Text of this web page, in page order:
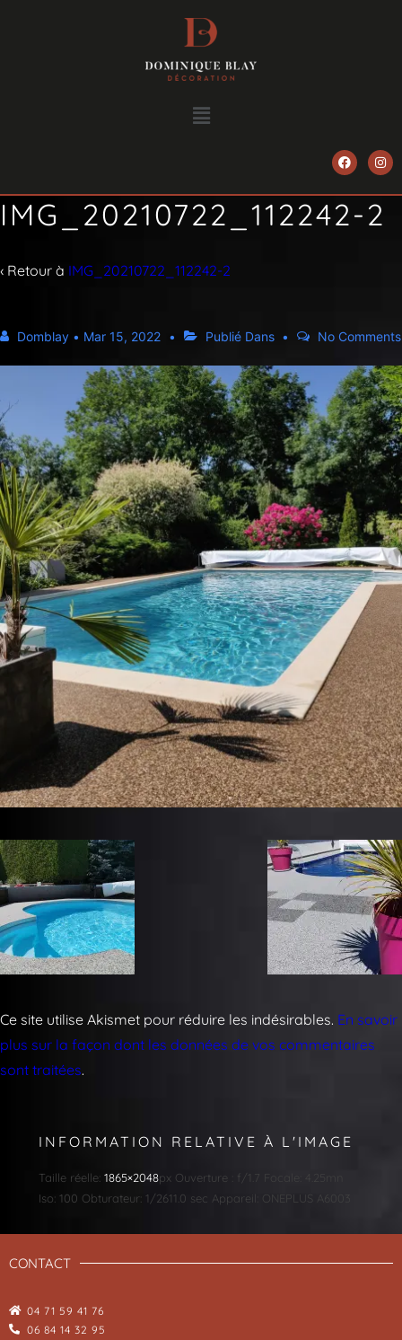
IMG_20210722_112242-2
‹ Retour à IMG_20210722_112242-2
Domblay • Mar 15, 2022 Publié Dans No Comments
Ce site utilise Akismet pour réduire les indésirables. En savoir
plus sur la façon dont les données de vos commentaires
sont traitées.
INFORMATION RELATIVE À L'IMAGE
Taille réelle: 1865×2048px Ouverture : f/1.7
Iso: 100 Obturateur: 1/2611.0 sec Appareil: ONEPLUS A6003
CONTACT
04 71 59 41 76
06 84 14 32 95